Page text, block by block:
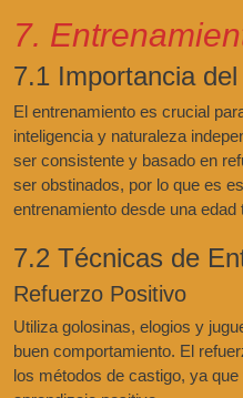
7.
7.1 Importancia
El entrenamiento es crucial
inteligencia y naturaleza
ser consistente y basado en
ser obstinados, por lo que es
entrenamiento desde una edad
7.2 Técnicas de
Refuerzo Positivo
Utiliza golosinas, elogios y
buen comportamiento. El
los métodos de castigo, ya